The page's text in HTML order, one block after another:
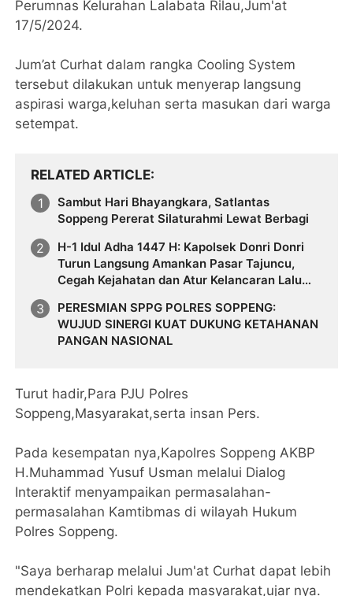
Perumnas Kelurahan Lalabata Rilau,Jum'at
17/5/2024.
Jum’at Curhat dalam rangka Cooling System
tersebut dilakukan untuk menyerap langsung
aspirasi warga,keluhan serta masukan dari warga
setempat.
RELATED ARTICLE
Sambut Hari Bhayangkara, Satlantas
Soppeng Pererat Silaturahmi Lewat Berbagi
H-1 Idul Adha 1447 H: Kapolsek Donri Donri
Turun Langsung Amankan Pasar Tajuncu,
Cegah Kejahatan dan Atur Kelancaran Lalu
PERESMIAN SPPG POLRES SOPPENG:
WUJUD SINERGI KUAT DUKUNG KETAHANAN
PANGAN NASIONAL
Turut hadir,Para PJU Polres
Soppeng,Masyarakat,serta insan Pers.
Pada kesempatan nya,Kapolres Soppeng AKBP
H.Muhammad Yusuf Usman melalui Dialog
Interaktif menyampaikan permasalahan-
permasalahan Kamtibmas di wilayah Hukum
Polres Soppeng.
"Saya berharap melalui Jum'at Curhat dapat lebih
mendekatkan Polri kepada masyarakat,ujar nya.